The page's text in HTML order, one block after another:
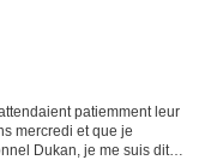
patiemment leur
mercredi et que je
Dukan, je me suis dit je